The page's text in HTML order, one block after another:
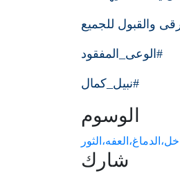
والقبول للجميع
#الوعى_المفقود
#نبيل_كمال
الوسوم
شارك